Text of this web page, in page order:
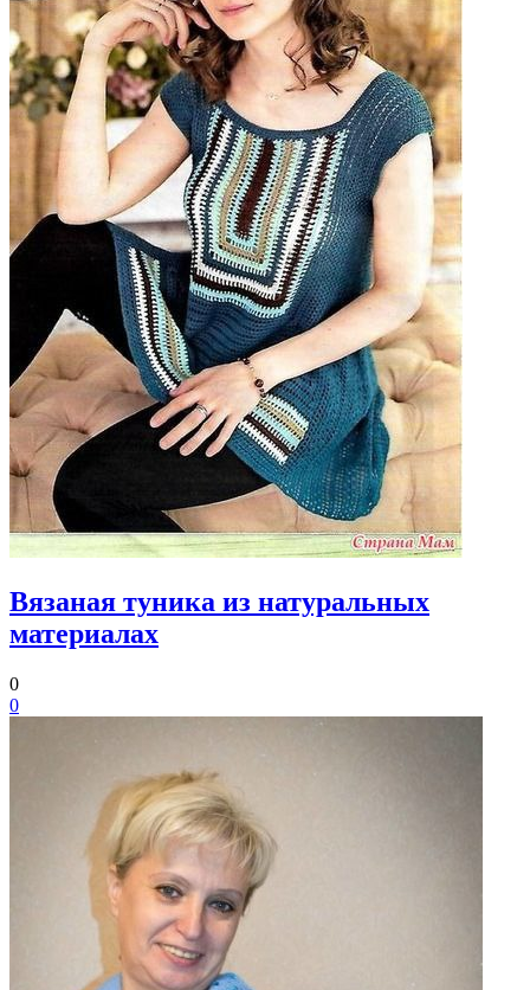
Вязаная туника из натуральных
материалах
0
0